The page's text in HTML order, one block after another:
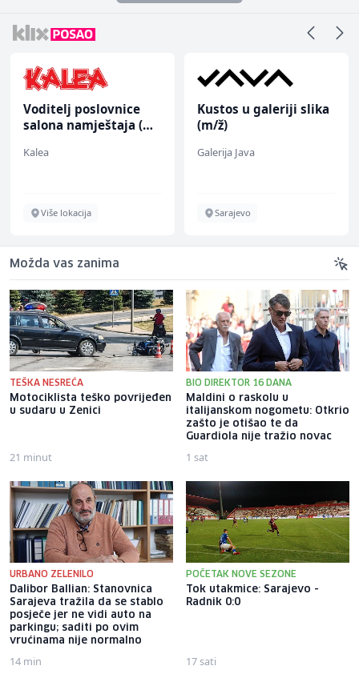
Voditelj poslovnice
salona namještaja (m/
Kalea
Više lokacija
Kustos u galeriji slika
(m/ž)
Galerija Java
Sarajevo
Možda vas zanima
TEŠKA NESREĆA
Motociklista teško povrijeđen
u sudaru u Zenici
21 minut
BIO DIREKTOR 16 DANA
Maldini o raskolu u
italijanskom nogometu: Otkrio
zašto je otišao te da
Guardiola nije tražio novac
1 sat
URBANO ZELENILO
Dalibor Ballian: Stanovnica
Sarajeva tražila da se stablo
posječe jer ne vidi auto na
parkingu; saditi po ovim
vrućinama nije normalno
14 min
POČETAK NOVE SEZONE
Tok utakmice: Sarajevo -
Radnik 0:0
17 sati